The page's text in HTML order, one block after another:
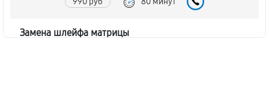
Замена шлейфа матрицы